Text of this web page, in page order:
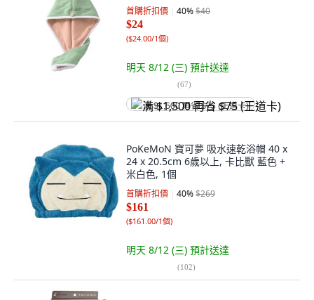
首購折扣價 40%$40
$24
($24.00/1個)
明天 8/12 (三) 預計送達
(67)
满 $1,500 再省 $75 (王道卡)
PoKeMoN 寶可夢 吸水速乾浴帽 40 x
24 x 20.5cm 6歲以上, 卡比獸 藍色 +
米白色, 1個
首購折扣價 40%$269
$161
($161.00/1個)
明天 8/12 (三) 預計送達
(102)